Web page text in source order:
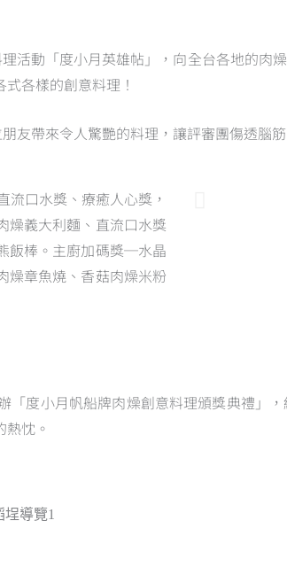
活動「度小月英雄帖」，向全台各地的肉
各樣的創意料理！
友帶來令人驚艷的料理，讓評審團傷透腦
流口水獎、療癒人心獎，
義大利麵、直流口水獎
飯棒。主廚加碼獎─水晶
燥章魚燒、香菇肉燥米粉
「度小月帆船牌肉燥創意料理頒獎典禮」
忱。